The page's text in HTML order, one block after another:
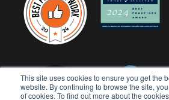
This site uses cookies to ensure you get the
website. By continuing to browse the site,
of cookies. To find out more about the